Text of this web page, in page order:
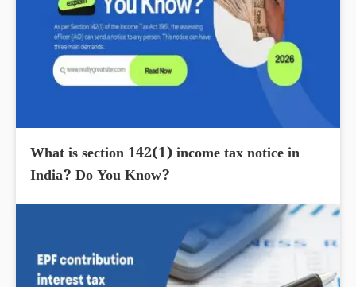
What is section 142(1) income tax notice in
India? Do You Know?